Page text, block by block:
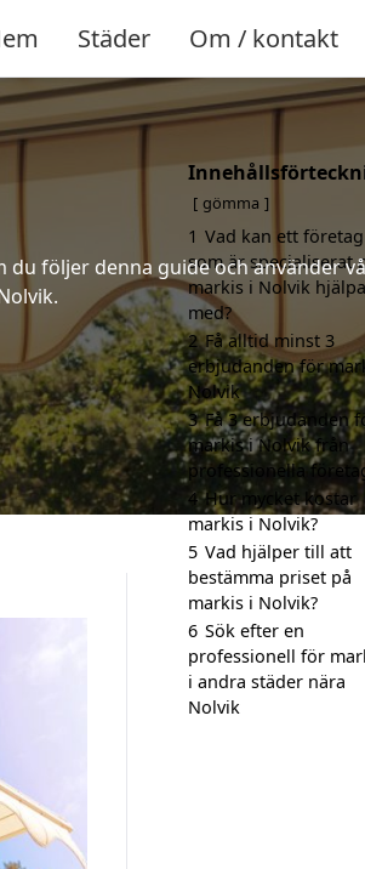
Städer Om / kontakt
följer denna guide och använder
gömma
1 Vad kan ett företag
som är specialiserat
markis i Nolvik
med?
2 Få alltid minst 3
erbjudanden för
Nolvik
3 Få 3 erbjudanden
markis i Nolvik från
professionella
4 Hur mycket kostar
markis i Nolvik?
5 Vad hjälper till att
bestämma priset på
markis i Nolvik?
6 Sök efter en
professionell för
i andra städer nära
Nolvik